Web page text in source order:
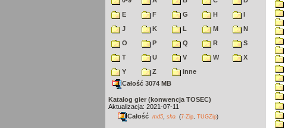
E
F G H
I
J
K L M
N
O
P Q R
S
T
U V W
X
Y
Z
inne
Całość 3074 MB
Katalog gier (konwencja TOSEC)
Aktualizacja: 2021-07-11
Całość md5 sha (7-Zip TUGZip)